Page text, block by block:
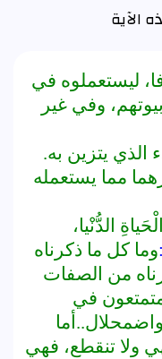
الآية
ليستعملوه في
وفي غير
يتزين به.
مما يستعمله
الدُّنْيا،
وما كل ما ذكرناه
من الصفات
في
ولا تنقطع، فهي